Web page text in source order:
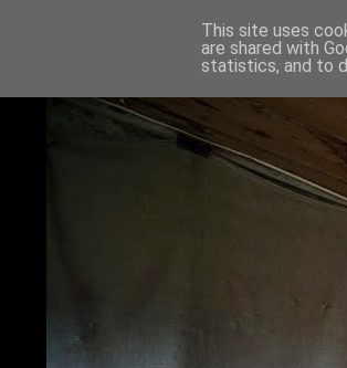
This site uses
are shared with
statistics, and to